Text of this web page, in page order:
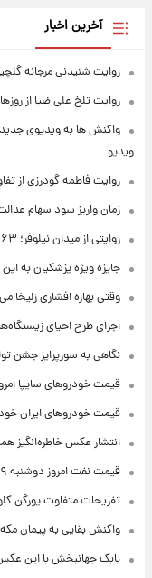
آخرین اخبار
روایت شنیدنی مرجانه گلچین
روایت تلخ علی ضیا از روزهای
واکنش ها به ویدیوی جدید
ویدیو
روایت فاطمه گودرزی از
زمان واریز سود سهام عدالت
روایتی از میدان نیلوفر؛ ۱۶۳ روز بعد از حمله و موشکباران
جایزه ویژه پزشکیان به این
وقتی بهاره افشاری زلیخا
اجرای طرح احیای زیستگاه‌ها
نگاهی به سورپرایز جشن تولد شاهانه ۴۷ سالگی
قیمت خودروهای سایپا امروز دوشنبه ۱۹
قیمت خودروهای ایران خودرو امروز
انتشار عکس خاطره‌انگیز
قیمت نفت امروز دوشنبه ۱۹ مرداد ۱۴۰۵
تفریحات متفاوت یورگن
واکنش بقایی به پیمان مکه؛
بابک جهانبخش با این عکس